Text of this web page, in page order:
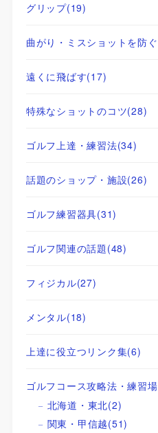
グリップ(19)
曲がり・ミスショットを防ぐ
遠くに飛ばす(17)
特殊なショットのコツ(28)
ゴルフ上達・練習法(34)
話題のショップ・施設(26)
ゴルフ練習器具(31)
ゴルフ関連の話題(48)
フィジカル(27)
メンタル(18)
上達に役立つリンク集(6)
ゴルフコース攻略法・練習場
北海道・東北(2)
関東・甲信越(51)